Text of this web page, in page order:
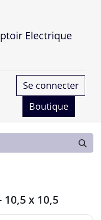
Electrique
Se connecter
Boutique
10,5 x 10,5